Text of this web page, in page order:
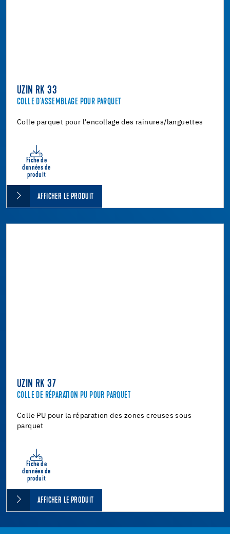
UZIN RK 33
COLLE D'ASSEMBLAGE POUR PARQUET
Colle parquet pour l'encollage des rainures/languettes
Fiche de
données de
produit
AFFICHER LE PRODUIT
UZIN RK 37
COLLE DE RÉPARATION PU POUR PARQUET
Colle PU pour la réparation des zones creuses sous
parquet
Fiche de
données de
produit
AFFICHER LE PRODUIT